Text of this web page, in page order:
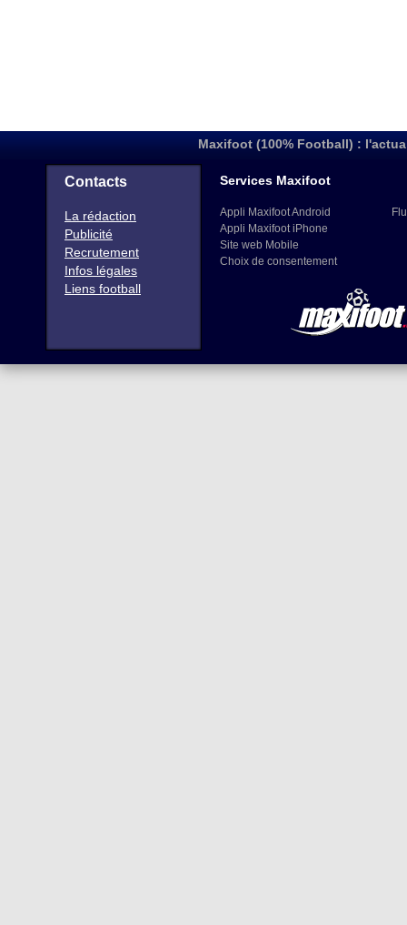
Maxifoot (100% Football) :
Contacts
La rédaction
Publicité
Recrutement
Infos légales
Liens football
Services Maxifoot
Appli Maxifoot Android
Appli Maxifoot iPhone
Site web Mobile
Choix de consentement